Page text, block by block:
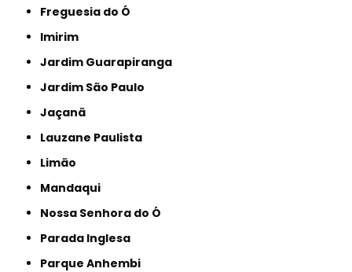
Freguesia do Ó
Imirim
Jardim Guarapiranga
Jardim São Paulo
Jaçanã
Lauzane Paulista
Limão
Mandaqui
Nossa Senhora do Ó
Parada Inglesa
Parque Anhembi